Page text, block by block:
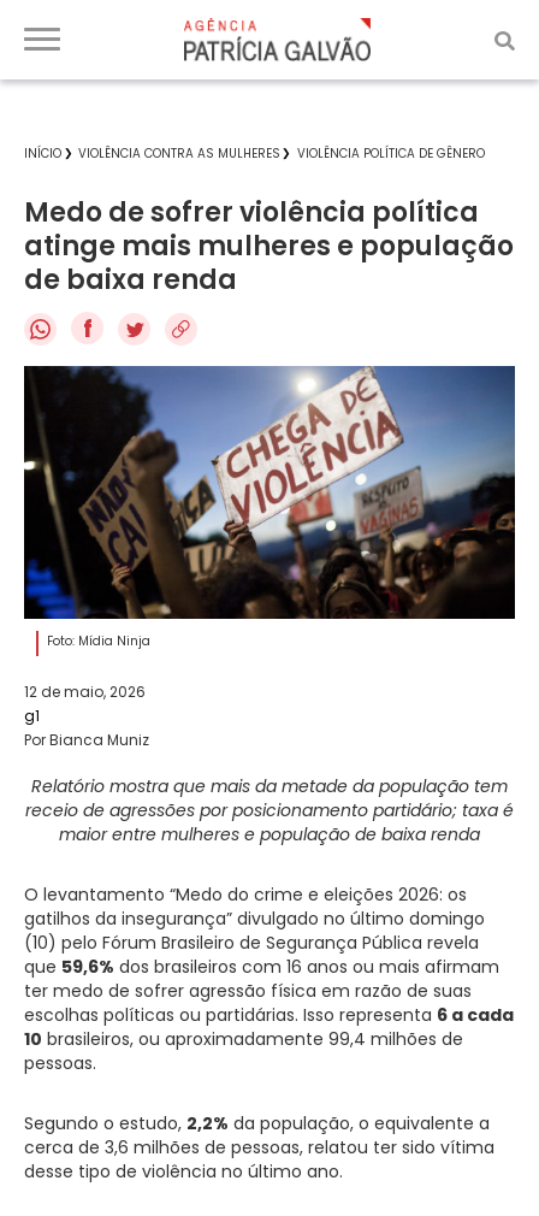
INÍCIO VIOLÊNCIA CONTRA AS MULHERES VIOLÊNCIA POLÍTICA DE GÊNERO
Medo de sofrer violência política
atinge mais mulheres e população
de baixa renda
f
Foto: Mídia Ninja
12 de maio, 2026
g1
Por Bianca Muniz
Relatório mostra que mais da metade da população tem
receio de agressões por posicionamento partidário; taxa é
maior entre mulheres e população de baixa renda
O levantamento “Medo do crime e eleições 2026: os
gatilhos da insegurança” divulgado no último domingo
(10) pelo Fórum Brasileiro de Segurança Pública revela
que 59,6% dos brasileiros com 16 anos ou mais afirmam
ter medo de sofrer agressão física em razão de suas
escolhas políticas ou partidárias. Isso representa 6 a cada
10 brasileiros, ou aproximadamente 99,4 milhões de
pessoas.
Segundo o estudo, 2,2% da população, o equivalente a
cerca de 3,6 milhões de pessoas, relatou ter sido vítima
desse tipo de violência no último ano.